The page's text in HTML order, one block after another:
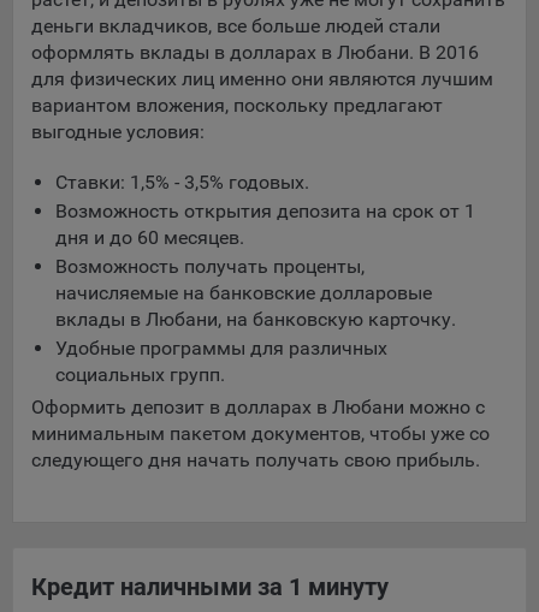
составить представление о тенденциях использования
сайта в целом. Общество использует информацию для
анализа трафика на сайтах.
9.5. Файлы cookie, применяемые для определения целевой
аудитории и в рекламных целях, например Яндекс.Метрика,
Технические/Функциональные, хранятся не более года;
Необходимые для функционирования веб-аналитических
платформ «Google Analytics», «Яндекс.Метрика»
(статистические), установлены на сервере Общества и не
передаются третьим лицам, часть из которых хранятся во
время пользования сайтом;
Остальные - не более года.
Отключение аналитических файлов cookie не позволяет
определять предпочтения пользователей сайта, в том числе
При этом, некоторые браузеры позволяют посещать
интернет-сайты в режиме «Инкогнито», чтобы ограничить
деньги вкладчиков, все больше людей стали
оформлять вклады в долларах в Любани. В 2016
для физических лиц именно они являются лучшим
вариантом вложения, поскольку предлагают
выгодные условия:
Ставки: 1,5% - 3,5% годовых.
Возможность открытия депозита на срок от 1
дня и до 60 месяцев.
Возможность получать проценты,
начисляемые на банковские долларовые
вклады в Любани, на банковскую карточку.
Удобные программы для различных
социальных групп.
Оформить депозит в долларах в Любани можно с
минимальным пакетом документов, чтобы уже со
следующего дня начать получать свою прибыль.
Кредит наличными за 1 минуту